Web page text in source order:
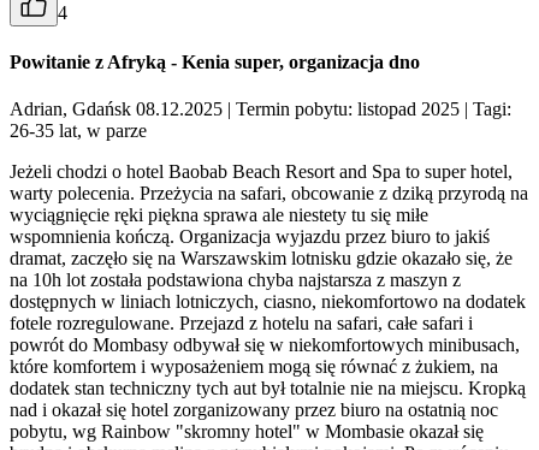
4
Powitanie z Afryką - Kenia super, organizacja dno
Adrian, Gdańsk 08.12.2025 | Termin pobytu: listopad 2025 | Tagi:
26-35 lat, w parze
Jeżeli chodzi o hotel Baobab Beach Resort and Spa to super hotel,
warty polecenia. Przeżycia na safari, obcowanie z dziką przyrodą na
wyciągnięcie ręki piękna sprawa ale niestety tu się miłe
wspomnienia kończą. Organizacja wyjazdu przez biuro to jakiś
dramat, zaczęło się na Warszawskim lotnisku gdzie okazało się, że
na 10h lot została podstawiona chyba najstarsza z maszyn z
dostępnych w liniach lotniczych, ciasno, niekomfortowo na dodatek
fotele rozregulowane. Przejazd z hotelu na safari, całe safari i
powrót do Mombasy odbywał się w niekomfortowych minibusach,
które komfortem i wyposażeniem mogą się równać z żukiem, na
dodatek stan techniczny tych aut był totalnie nie na miejscu. Kropką
nad i okazał się hotel zorganizowany przez biuro na ostatnią noc
pobytu, wg Rainbow "skromny hotel" w Mombasie okazał się